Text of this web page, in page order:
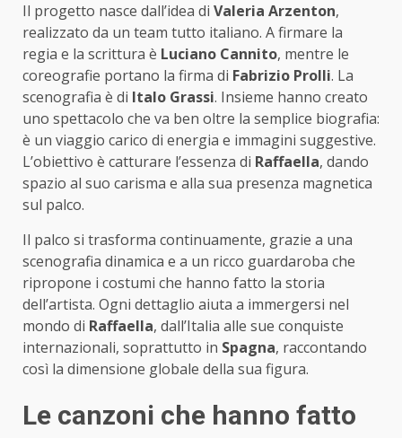
Il progetto nasce dall’idea di Valeria Arzenton,
realizzato da un team tutto italiano. A firmare la
regia e la scrittura è Luciano Cannito, mentre le
coreografie portano la firma di Fabrizio Prolli. La
scenografia è di Italo Grassi. Insieme hanno creato
uno spettacolo che va ben oltre la semplice biografia:
è un viaggio carico di energia e immagini suggestive.
L’obiettivo è catturare l’essenza di Raffaella, dando
spazio al suo carisma e alla sua presenza magnetica
sul palco.
Il palco si trasforma continuamente, grazie a una
scenografia dinamica e a un ricco guardaroba che
ripropone i costumi che hanno fatto la storia
dell’artista. Ogni dettaglio aiuta a immergersi nel
mondo di Raffaella, dall’Italia alle sue conquiste
internazionali, soprattutto in Spagna, raccontando
così la dimensione globale della sua figura.
Le canzoni che hanno fatto